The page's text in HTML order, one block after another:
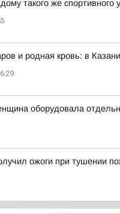
такого же спортивного
и родная кровь: в
оборудовала
ожоги при тушении